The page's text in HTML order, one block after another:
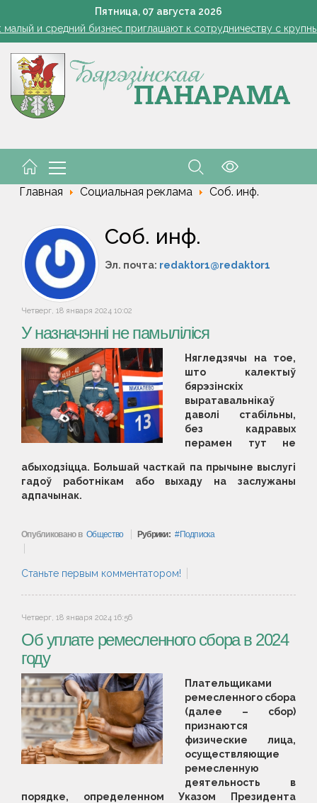
Пятница, 07 августа 2026
1 стакан в ведро — тля и плодожорка бегут: Августовская
и средний бизнес приглашают к сотрудничеству с
маршруты, ассортимент. Лукашенко обозначил слабые
возмутился качеством товаров в магазинах на селе:
1 стакан в ведро — тля и плодожорка бегут: Августовская
маршруты, ассортимент. Лукашенко обозначил слабые
Главная Социальная реклама Соб. инф.
Соб. инф.
Эл. почта: redaktor1@redaktor1
Четверг, 18 января 2024 10:02
У назначэнні не памыліліся
Нягледзячы на тое,
што калектыў
бярэзінскіх
выратавальнікаў
даволі стабільны,
без кадравых
перамен тут не
абыходзіцца. Большай часткай па прычыне выслугі
гадоў работнікам або выхаду на заслужаны
адпачынак.
Опубликовано в Общество Рубрики: Подписка
Станьте первым комментатором!
Четверг, 18 января 2024 16:56
Об уплате ремесленного сбора в 2024
году
Плательщиками
ремесленного сбора
(далее – сбор)
признаются
физические лица,
осуществляющие
ремесленную
деятельность в
порядке, определенном Указом Президента